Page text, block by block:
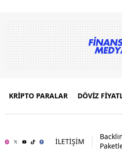
KRİPTO PARALAR DÖVİZ
İLETİŞİM